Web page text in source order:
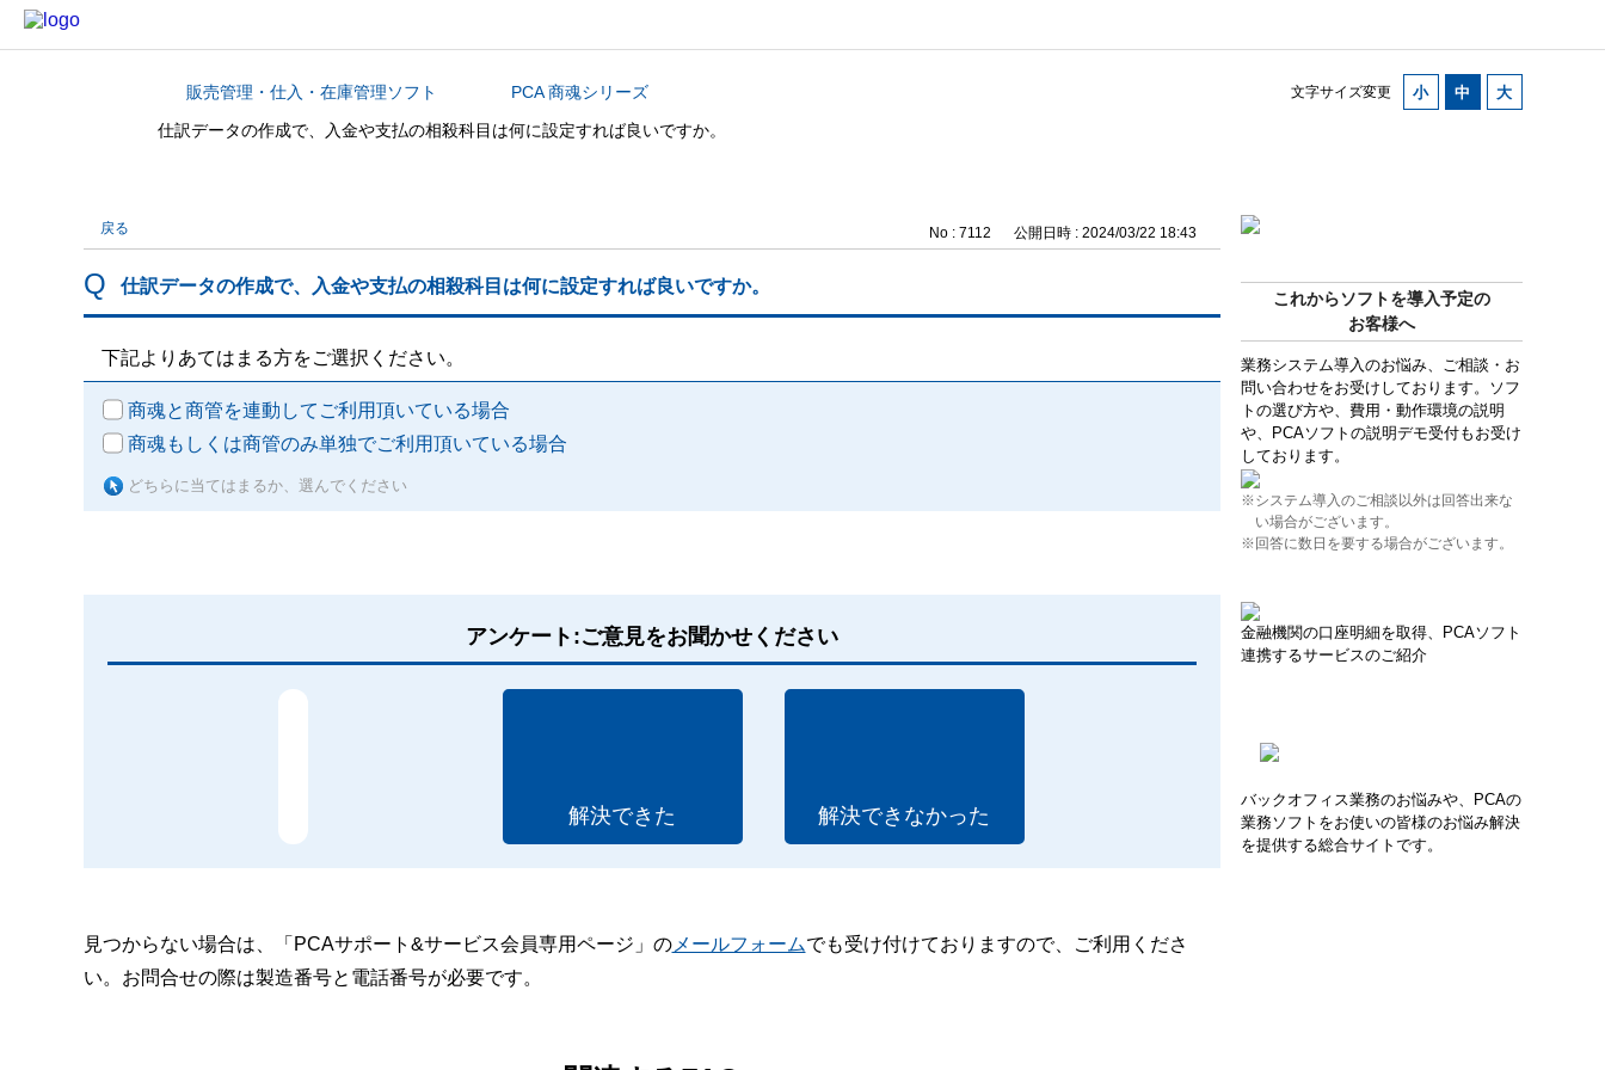
文字サイズ変更
カテゴリから探す販売管理・仕入・在庫管理ソフト
PCA 商魂シリーズ
仕訳データの作成で、入金や支払の相殺科目は何に設定すれば良いですか。
これからソフトを導入予定の
お客様へ
業務システム導入のお悩み、ご相談・お
問い合わせをお受けしております。ソフ
トの選び方や、費用・動作環境の説明
や、PCAソフトの説明デモ受付もお受け
しております。
※システム導入のご相談以外は回答出来な
い場合がございます。
※回答に数日を要する場合がございます。
金融機関の口座明細を取得、PCAソフト
連携するサービスのご紹介
バックオフィス業務のお悩みや、PCAの
業務ソフトをお使いの皆様のお悩み解決
を提供する総合サイトです。
戻る No : 7112 公開日時 : 2024/03/22 18:43
仕訳データの作成で、入金や支払の相殺科目は何に設定すれば良いですか。
下記よりあてはまる方をご選択ください。
商魂と商管を連動してご利用頂いている場合
商魂もしくは商管のみ単独でご利用頂いている場合
どちらに当てはまるか、選んでください
アンケート:ご意見をお聞かせください
解決できた 解決できなかった
見つからない場合は、「PCAサポート&サービス会員専用ページ」のメールフォームでも受け付けておりますので、ご利用くださ
い。お問合せの際は製造番号と電話番号が必要です。